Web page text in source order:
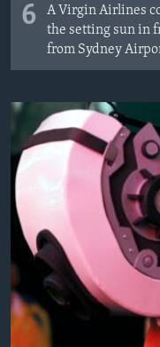
6
A Virgin Airlines
the setting sun in
from Sydney